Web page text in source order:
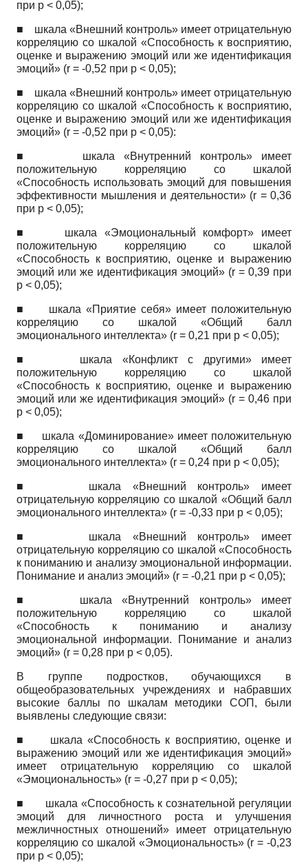
при p < 0,05);
■ шкала «Внешний контроль» имеет отрицательную
корреляцию со шкалой «Способность к восприятию,
оценке и выражению эмоций или же идентификация
эмоций» (r = -0,52 при p < 0,05);
■ шкала «Внешний контроль» имеет отрицательную
корреляцию со шкалой «Способность к восприятию,
оценке и выражению эмоций или же идентификация
эмоций» (r = -0,52 при p < 0,05):
■ шкала «Внутренний контроль» имеет
положительную корреляцию со шкалой
«Способность использовать эмоций для повышения
эффективности мышления и деятельности» (r = 0,36
при p < 0,05);
■ шкала «Эмоциональный комфорт» имеет
положительную корреляцию со шкалой
«Способность к восприятию, оценке и выражению
эмоций или же идентификация эмоций» (r = 0,39 при
p < 0,05);
■ шкала «Приятие себя» имеет положительную
корреляцию со шкалой «Общий балл
эмоционального интеллекта» (r = 0,21 при p < 0,05);
■ шкала «Конфликт с другими» имеет
положительную корреляцию со шкалой
«Способность к восприятию, оценке и выражению
эмоций или же идентификация эмоций» (r = 0,46 при
p < 0,05);
■ шкала «Доминирование» имеет положительную
корреляцию со шкалой «Общий балл
эмоционального интеллекта» (r = 0,24 при p < 0,05);
■ шкала «Внешний контроль» имеет
отрицательную корреляцию со шкалой «Общий балл
эмоционального интеллекта» (r = -0,33 при p < 0,05);
■ шкала «Внешний контроль» имеет
отрицательную корреляцию со шкалой «Способность
к пониманию и анализу эмоциональной информации.
Понимание и анализ эмоций» (r = -0,21 при p < 0,05);
■ шкала «Внутренний контроль» имеет
положительную корреляцию со шкалой
«Способность к пониманию и анализу
эмоциональной информации. Понимание и анализ
эмоций» (r = 0,28 при p < 0,05).
В группе подростков, обучающихся в
общеобразовательных учреждениях и набравших
высокие баллы по шкалам методики СОП, были
выявлены следующие связи:
■ шкала «Способность к восприятию, оценке и
выражению эмоций или же идентификация эмоций»
имеет отрицательную корреляцию со шкалой
«Эмоциональность» (r = -0,27 при p < 0,05);
■ шкала «Способность к сознательной регуляции
эмоций для личностного роста и улучшения
межличностных отношений» имеет отрицательную
корреляцию со шкалой «Эмоциональность» (r= -0,23
при p < 0,05);